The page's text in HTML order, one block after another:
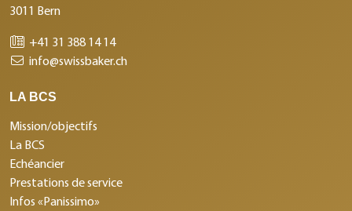
3011 Bern
+41 31 388 14 14
info@swissbaker.ch
LA BCS
Mission/objectifs
La BCS
Echéancier
Prestations de service
Infos «Panissimo»